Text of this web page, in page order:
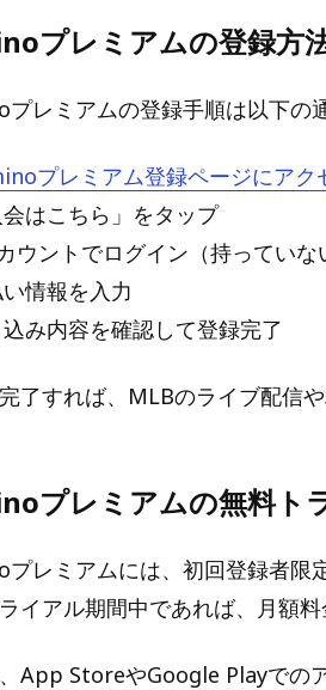
プレミアムの登録方
レミアムの登録手順は以下の
プレミアム登録ページにアク
会はこちら」をタップ
ウントでログイン（持っていな
情報を入力
み内容を確認して登録完了
了すれば、MLBのライブ配信
プレミアムの無料ト
プレミアムには、初回登録者限
イアル期間中であれば、月額
App StoreやGoogle Playでの